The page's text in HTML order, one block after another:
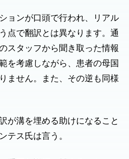
ョンが口頭で行われ、リアル
点で翻訳とは異なります。通
スタッフから聞き取った情報
を考慮しながら、患者の母国
ません。また、その逆も同様
が溝を埋める助けになること
テス氏は言う。